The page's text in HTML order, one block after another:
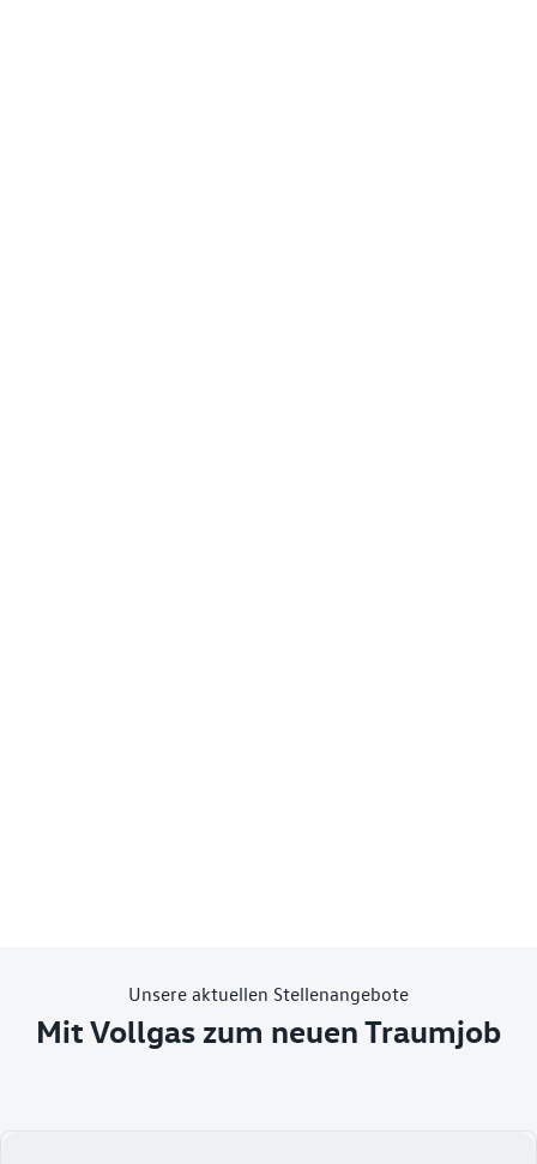
Unsere aktuellen Stellenangebote
Mit Vollgas zum neuen Traumjob